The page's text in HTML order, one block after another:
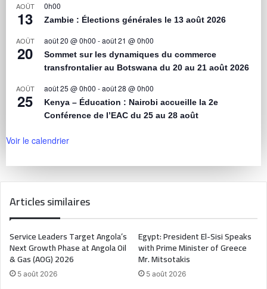
AOÛT
13
0h00
Zambie : Élections générales le 13 août 2026
AOÛT
20
août 20 @ 0h00 -août 21 @ 0h00
Sommet sur les dynamiques du commerce
transfrontalier au Botswana du 20 au 21 août 2026
AOÛT
25
août 25 @ 0h00 -août 28 @ 0h00
Kenya – Éducation : Nairobi accueille la 2e
Conférence de l’EAC du 25 au 28 août
Voir le calendrier
Articles similaires
Service Leaders Target Angola’s
Next Growth Phase at Angola Oil
& Gas (AOG) 2026
5 août 2026
Egypt: President El-Sisi Speaks
with Prime Minister of Greece
Mr. Mitsotakis
5 août 2026